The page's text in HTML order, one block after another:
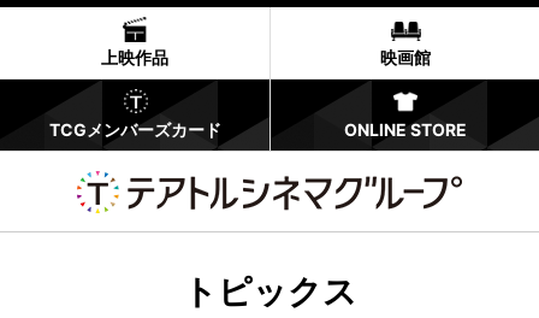
上映作品 映画館
TCGメンバーズカード ONLINE STORE
トピックス